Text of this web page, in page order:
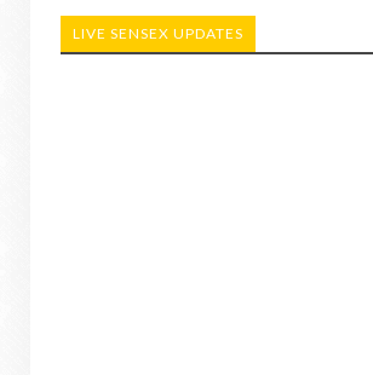
LIVE SENSEX UPDATES